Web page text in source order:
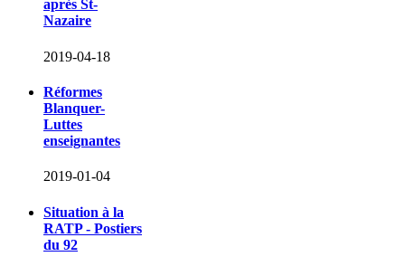
après St-
Nazaire
2019-04-18
Réformes
Blanquer-
Luttes
enseignantes
2019-01-04
Situation à la
RATP - Postiers
du 92